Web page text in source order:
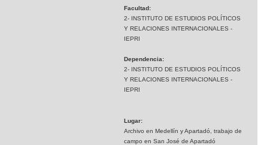
Facultad:
2- INSTITUTO DE ESTUDIOS POLÍTICOS
Y RELACIONES INTERNACIONALES -
IEPRI
Dependencia:
2- INSTITUTO DE ESTUDIOS POLÍTICOS
Y RELACIONES INTERNACIONALES -
IEPRI
Lugar:
Archivo en Medellín y Apartadó, trabajo de
campo en San José de Apartadó